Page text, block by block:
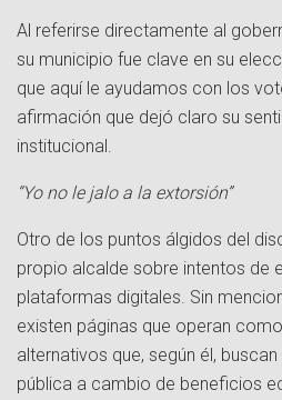
Al referirse directamente al
su municipio fue clave en su
que aquí le ayudamos con los
afirmación que dejó claro su
institucional.
“Yo no le jalo a la extorsión”
Otro de los puntos álgidos del
propio alcalde sobre intentos de
plataformas digitales. Sin
existen páginas que operan
alternativos que, según él,
pública a cambio de beneficios